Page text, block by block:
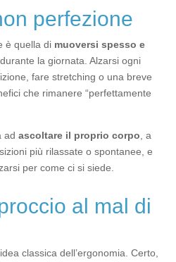
perfezione
è quella di muoversi spesso e
durante la giornata. Alzarsi ogni
fare stretching o una breve
che rimanere “perfettamente
adascoltare il proprio corpo , a
più rilassate o spontanee, e
per come ci si siede.
al mal di
classica dell’ergonomia. Certo,